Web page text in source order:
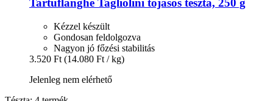
Tartuflanghe Tagliolini tojásos tészta, 250 g
Kézzel készült
Gondosan feldolgozva
Nagyon jó főzési stabilitás
3.520 Ft (14.080 Ft / kg)
Jelenleg nem elérhető